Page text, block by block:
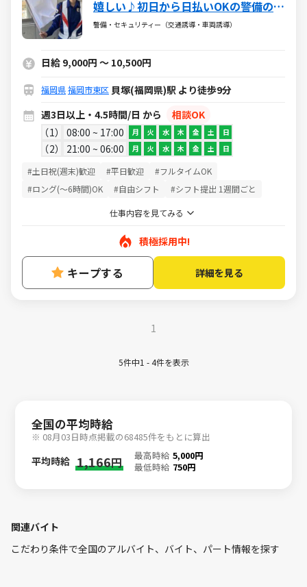
嬉しい♪初日から日払いOKの警備のお
仕事
警備・セキュリティー（交通誘導・車両誘導）
日給 9,000円 ～ 10,500円
福岡県福岡市東区 貝塚(福岡県)駅 より徒歩9分
週3日以上・4.5時間/日 から
相談OK
1
08:00 ~ 17:00 月 火 水 木 金 土 日
2 21:00 ~ 06:00 月 火 水 木 金 土 日
#土日祝(週末)歓迎 #平日歓迎
#フルタイムOK
#ロング(～6時間)OK
#自由シフト #シフト提出 1週間ごと
仕事内容を見てみる
積極採用中!
キープする 詳細を見る
1
5件中1 - 4件を表示
全国の平均時給
※ 08月03日時点掲載の68485件をもとに算出
平均時給 1,166円 最高時給 5,000円
最低時給 750円
関連バイト
こだわり条件で全国のアルバイト、バイト、パート情報を探す